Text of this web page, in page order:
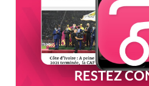
RESTEZ